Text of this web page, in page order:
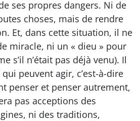
ses propres dangers. Ni de
choses, mais de rendre
Et, dans cette situation, il ne
miracle, ni un « dieu » pour
s’il n’était pas déjà venu). Il
peuvent agir, c’est-à-dire
penser et penser autrement,
pas acceptions des
ni des traditions,